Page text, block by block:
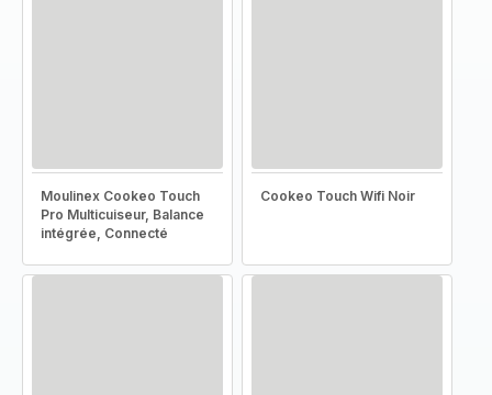
Moulinex Cookeo Touch
Pro Multicuiseur, Balance
intégrée, Connecté
Cookeo Touch Wifi Noir